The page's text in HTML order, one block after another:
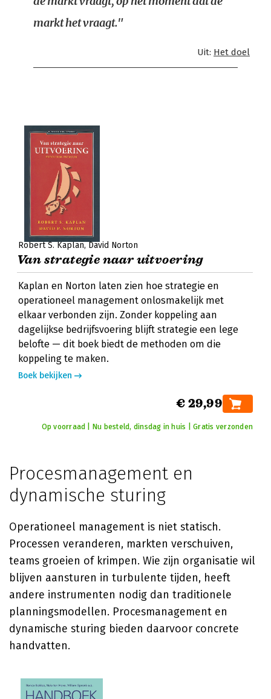
markt het vraagt."
Uit: Het doel
Robert S. Kaplan David Norton
Van strategie naar uitvoering
Kaplan en Norton laten zien hoe strategie en
operationeel management onlosmakelijk met
elkaar verbonden zijn. Zonder koppeling aan
dagelijkse bedrijfsvoering blijft strategie een lege
belofte — dit boek biedt de methoden om die
koppeling te maken.
Boek bekijken
€ 29,99
Op voorraad | Nu besteld, dinsdag in huis | Gratis verzonden
Procesmanagement en
dynamische sturing
Operationeel management is niet statisch.
Processen veranderen, markten verschuiven,
teams groeien of krimpen. Wie zijn organisatie wil
blijven aansturen in turbulente tijden, heeft
andere instrumenten nodig dan traditionele
planningsmodellen. Procesmanagement en
dynamische sturing bieden daarvoor concrete
handvatten.